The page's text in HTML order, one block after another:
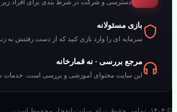
دسترسی و شرکت در شرط بندی برای افراد زیر ۱۸ سال ممنوع است.
بازی مسئولانه
سرمایه ای را وارد بازی کنید که از دست رفتنش به
مرجع بررسی · نه قمارخانه
این سایت محتوای آموزشی و بررسی است. خدمات شرط